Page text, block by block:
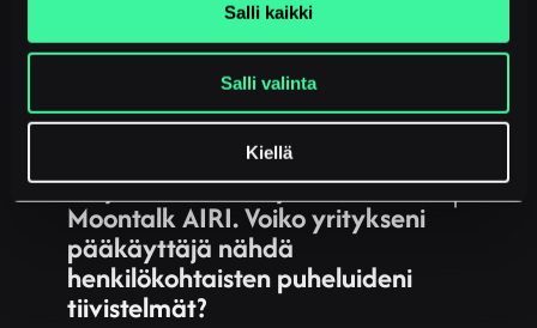
Salli kaikki
Salli valinta
Kiellä
Haluan soittaa asiakkaalle
yrityksen numerolla enkä
omalla gsm-numerolla. Kuinka
toimin?
Yritykselläni on käytössä
Moontalk AIRI. Voiko yritykseni
pääkäyttäjä nähdä
henkilökohtaisten puheluideni
tiivistelmät?